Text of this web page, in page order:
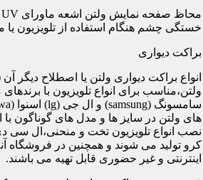
خستگی چشم هنگام استفاده از تلویزیون یا
براکت دیواری
انواع براکت دیواری ولتن یا اصطلاح دیگر آن
ولتن،مناسب برای انواع تلویزیون با
های ولتن در سایز ها و مدل های گوناگون
نصب انواع تلویزیون تخت و منحنی،ال سی
کرو تولید می شوند و همچنین در فروشگاه
اینترنتی و غیر حضوری قابل تهیه می باشند.